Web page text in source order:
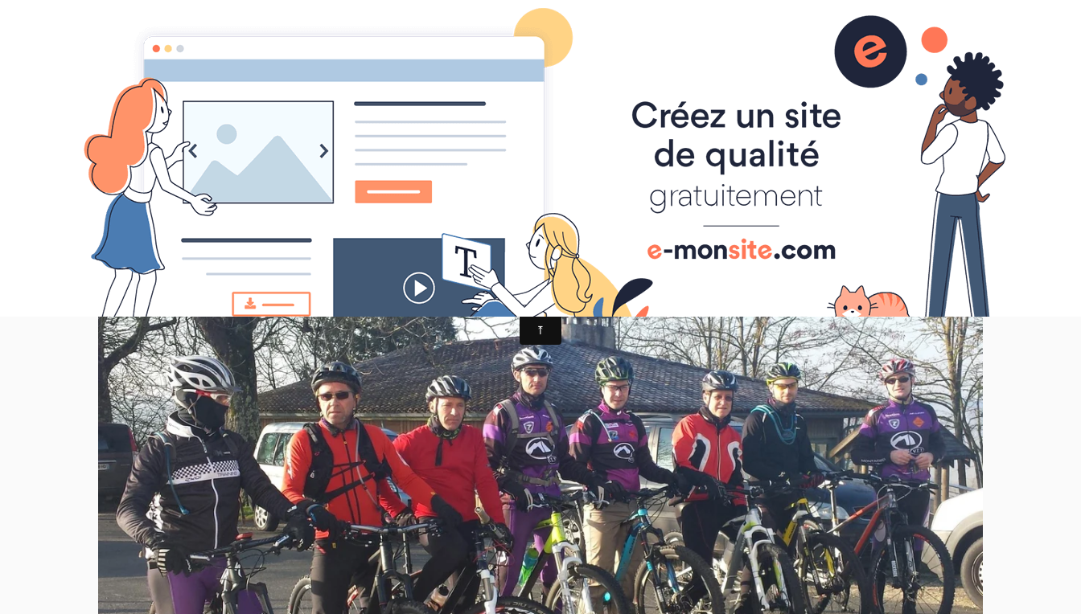
MONTAGRIER VTT-TRAIL
association montagrier sports loisirs
ECOLE VTT CENTRE SPORTS NATURE CCPR Actualités AGENDA MANIFESTATIONS
2016 VTT Sortie Club VTT du 06/03/2016
Sortie Club VTT du 06/03/2016
Enfin une sortie. Le temps m'a paru long. Nous étions peu mais tant pis, la température était un peu fraiche, mais à cette saison avec le soleil,
nous n'avons pas eu le temps d'avoir froid.